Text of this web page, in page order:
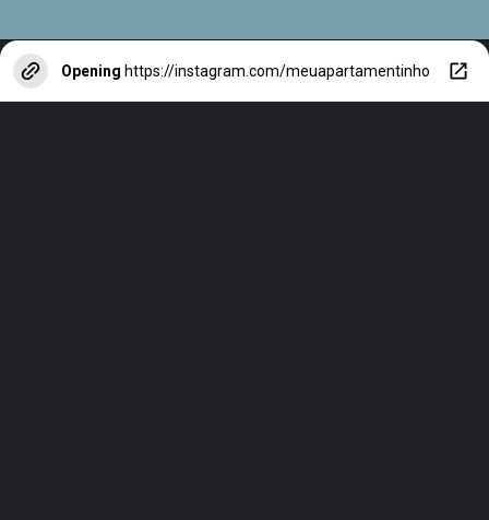
Opening https://instagram.com/meuapartamentinho